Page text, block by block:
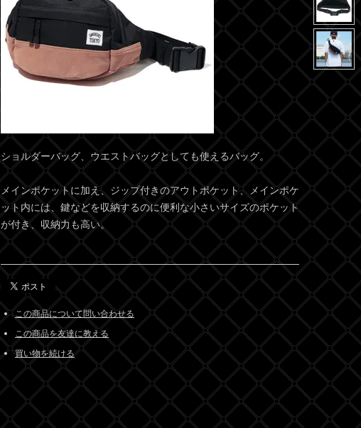
ショルダーバッグ、ウエストバッグとしても使えるバッグ。
メインポケットに加え、ジップ付きのアウトポケット、メインポケ
ット内には、鍵などを収納するのに便利な小さいサイズのポケット
が付き、収納力も高い。
この商品について問い合わせる
この商品を友達に教える
買い物を続ける